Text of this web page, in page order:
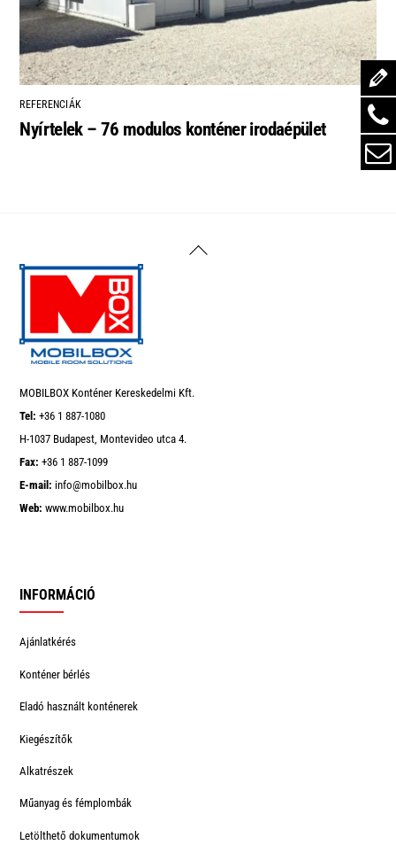
REFERENCIÁK
Nyírtelek – 76 modulos konténer irodaépület
Back
MOBILBOX Konténer Kereskedelmi Kft.
Tel: +36 1 887-1080
H-1037 Budapest, Montevideo utca 4.
Fax: +36 1 887-1099
E-mail: info@mobilbox.hu
Web: www.mobilbox.hu
INFORMÁCIÓ
Ajánlatkérés
Konténer bérlés
Eladó használt konténerek
Kiegészítők
Alkatrészek
Műanyag és fémplombák
Letölthető dokumentumok